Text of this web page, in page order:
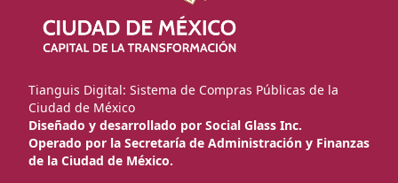
Contraseña
Tianguis Digital: Sistema de Compras Públicas de la
Ciudad de México
Diseñado y desarrollado por Social Glass Inc.
Operado por la Secretaría de Administración y Finanzas
de la Ciudad de México.